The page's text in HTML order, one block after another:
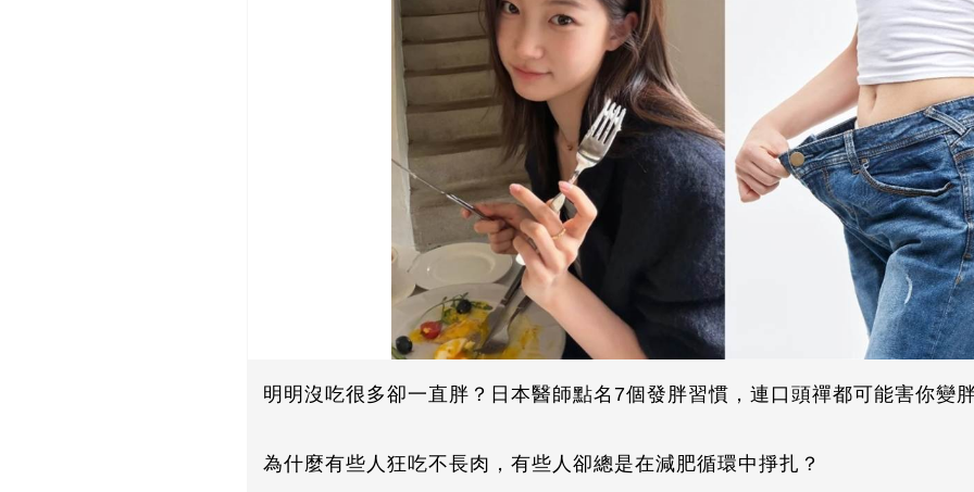
明明沒吃很多卻一直胖？日本醫師點名7個發胖習慣，連口頭禪都可能害你變
為什麼有些人狂吃不長肉，有些人卻總是在減肥循環中掙扎？